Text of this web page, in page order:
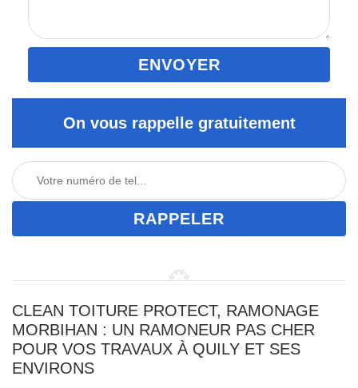
On vous rappelle gratuitement
CLEAN TOITURE PROTECT, RAMONAGE
MORBIHAN : UN RAMONEUR PAS CHER
POUR VOS TRAVAUX À QUILY ET SES
ENVIRONS